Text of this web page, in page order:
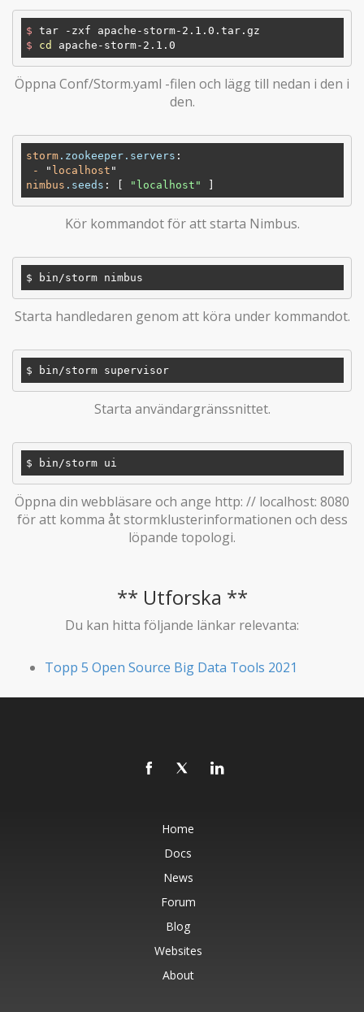
$ tar -zxf apache-storm-2.1.0.tar.gz
$
cd apache-storm-2.1.0
Öppna Conf/Storm.yaml -filen och lägg till nedan i den i
den.
storm .zookeeper .servers :
-
" localhost
nimbus .seeds : [ "localhost" ]
Kör kommandot för att starta Nimbus.
Starta handledaren genom att köra under kommandot.
Starta användargränssnittet.
Öppna din webbläsare och ange http: // localhost: 8080
för att komma åt stormklusterinformationen och dess
löpande topologi.
** Utforska **
Du kan hitta följande länkar relevanta:
Topp 5 Open Source Big Data Tools 2021
Home
Docs
News
Forum
Blog
Websites
About